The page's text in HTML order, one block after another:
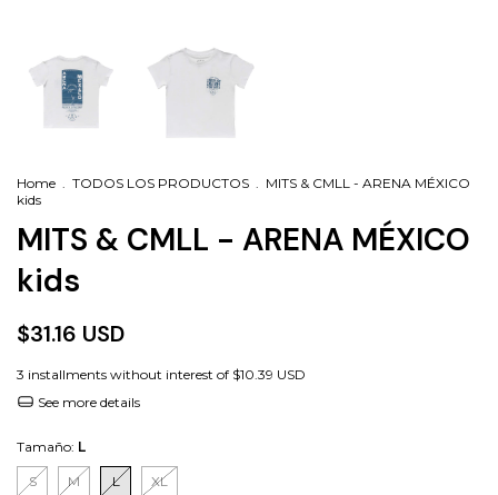
Home TODOS LOS PRODUCTOS
MITS & CMLL - ARENA MÉXICO
kids
MITS & CMLL - ARENA MÉXICO
kids
$31.16 USD
3 installments without interest of $10.39 USD
See more details
Tamaño: L
S M L XL